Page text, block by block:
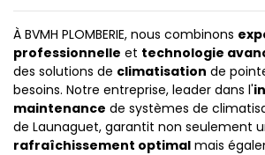
À BVMH PLOMBERIE, nous combinons
professionnelle et technologie
des solutions de climatisation de
besoins. Notre entreprise, leader dans l'
maintenance de systèmes de
de Launaguet, garantit non seulement
rafraîchissement optimal mais